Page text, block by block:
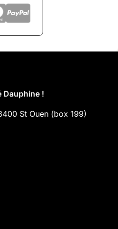
Dauphine !
St Ouen (box 199)